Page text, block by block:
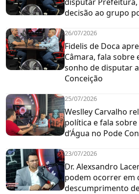
decisão ao grupo
26/07/2026
Fidelis de Doca
Câmara, fala sobre
sonho de disputar
Conceição
25/07/2026
Weslley Carvalho
política e fala
d’Água no Pode
23/07/2026
Dr. Alexsandro
podem ocorrer em
descumprimento